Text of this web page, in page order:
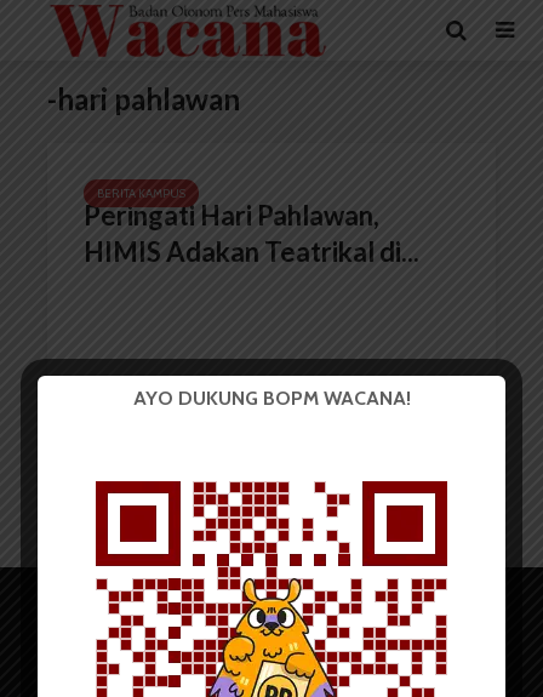
-hari pahlawan
BERITA KAMPUS
Peringati Hari Pahlawan,
HIMIS Adakan Teatrikal di...
AYO DUKUNG BOPM WACANA!